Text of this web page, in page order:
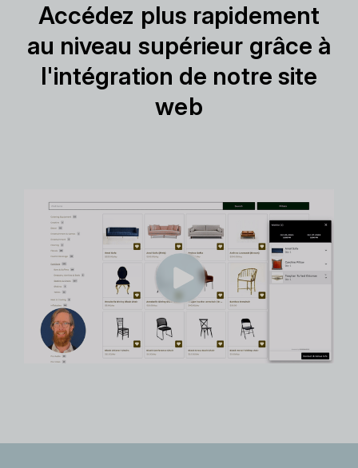
Accédez plus rapidement
au niveau supérieur grâce à
l'intégration de notre site
web